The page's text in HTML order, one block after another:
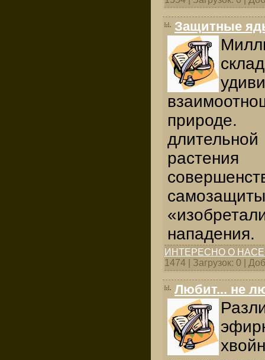
Защитные
нападения.
ИНТЕРЕСНО О
1474 | Загрузок: 0 |
Любит... не